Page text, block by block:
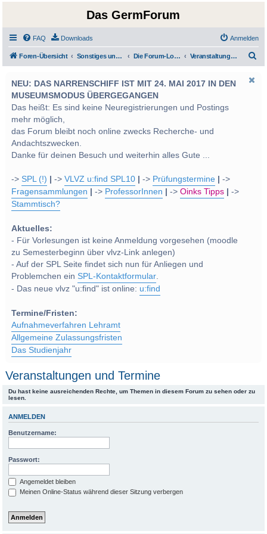
Das GermForum
FAQ Downloads Anmelden
Foren-Übersicht Sonstiges und Diverses - Privatimes und Soziales Die Forum-Lounge: Privatimes und Soziales Veranstaltungen und Termine
NEU: DAS NARRENSCHIFF IST MIT 24. MAI 2017 IN DEN
MUSEUMSMODUS ÜBERGEGANGEN
Das heißt: Es sind keine Neuregistrierungen und Postings
mehr möglich,
das Forum bleibt noch online zwecks Recherche- und
Andachtszwecken.
Danke für deinen Besuch und weiterhin alles Gute ...
->SPL (!) ->VLVZ u:find SPL10 -> Prüfungstermine
->
Fragensammlungen
-> ProfessorInnen ->Oinks Tipps
->
Stammtisch?
Aktuelles:
- Für Vorlesungen ist keine Anmeldung vorgesehen (moodle
zu Semesterbeginn über vlvz-Link anlegen)
- Auf der SPL Seite findet sich nun für Anliegen und
Problemchen einSPL-Kontaktformular.
- Das neue vlvz "u:find" ist online: u:find
Termine/Fristen:
Aufnahmeverfahren Lehramt
Allgemeine Zulassungsfristen
Das Studienjahr
Veranstaltungen und Termine
Du hast keine ausreichenden Rechte, um Themen in diesem Forum zu sehen oder zu
lesen.
ANMELDEN
Benutzername:
Passwort:
Angemeldet bleiben
Meinen Online-Status während dieser Sitzung verbergen